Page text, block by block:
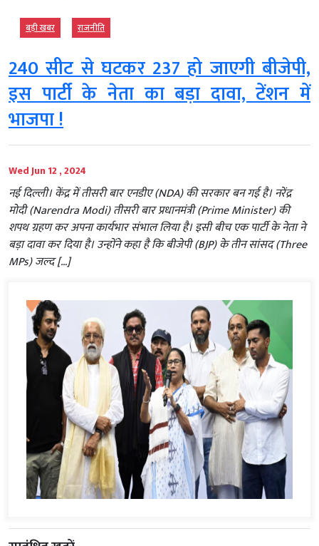
बड़ी खबर राजनीति
240 सीट से घटकर 237 हो जाएगी बीजेपी,
इस पार्टी के नेता का बड़ा दावा, टेंशन में
भाजपा !
Wed Jun 12 , 2024
नई दिल्ली। केंद्र में तीसरी बार एनडीए (NDA) की सरकार बन गई है। नरेंद्र
मोदी (Narendra Modi) तीसरी बार प्रधानमंत्री (Prime Minister) की
शपथ ग्रहण कर अपना कार्यभार संभाल लिया है। इसी बीच एक पार्टी के नेता ने
बड़ा दावा कर दिया है। उन्होंने कहा है कि बीजेपी (BJP) के तीन सांसद (Three
MPs) जल्द […]